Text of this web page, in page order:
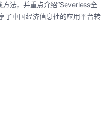
法，并重点介绍“Severless全
了中国经济信息社的应用平台转